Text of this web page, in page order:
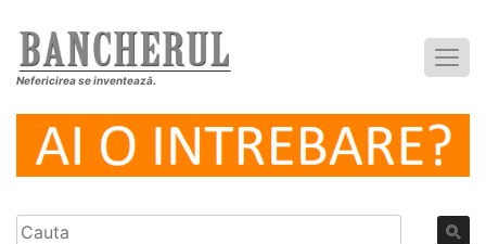
Nefericirea se inventează.